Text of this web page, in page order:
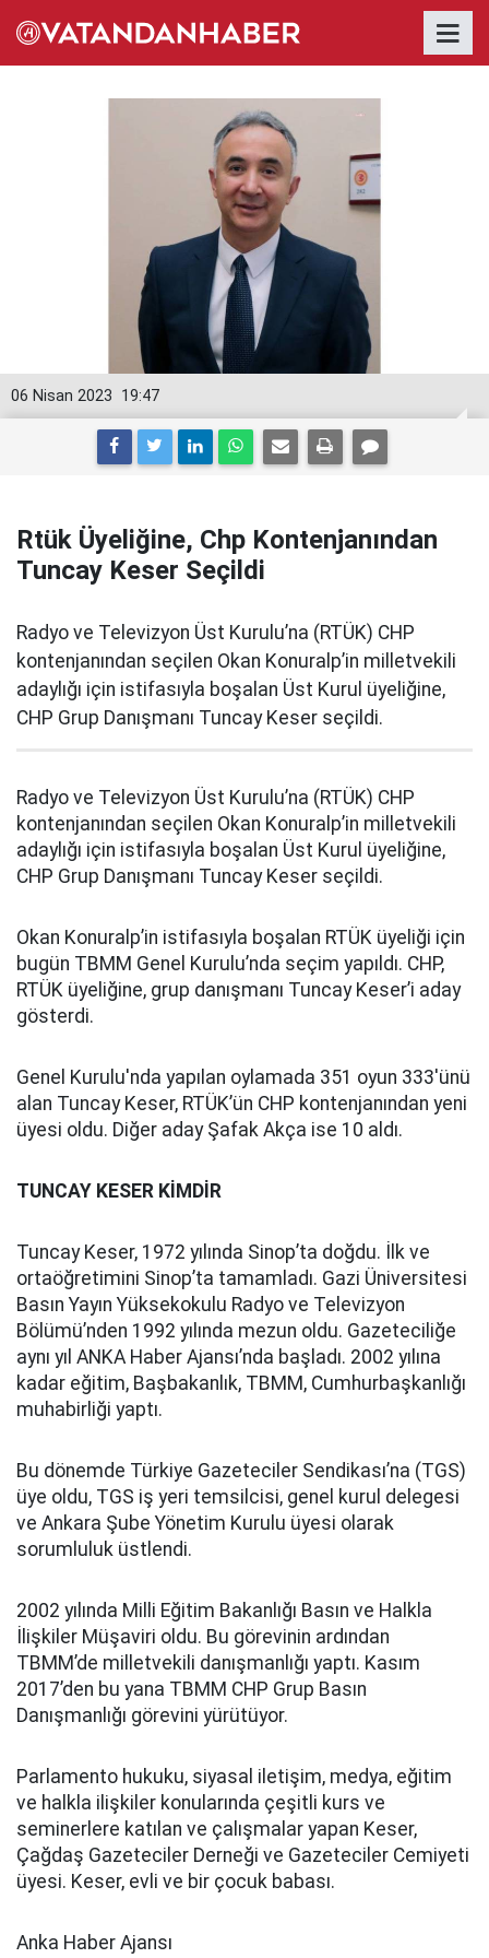
19:47
06 Nisan 2023
Rtük Üyeliğine, Chp Kontenjanından
Tuncay Keser Seçildi
Radyo ve Televizyon Üst Kurulu’na (RTÜK) CHP
kontenjanından seçilen Okan Konuralp’in milletvekili
adaylığı için istifasıyla boşalan Üst Kurul üyeliğine,
CHP Grup Danışmanı Tuncay Keser seçildi.
Radyo ve Televizyon Üst Kurulu’na (RTÜK) CHP
kontenjanından seçilen Okan Konuralp’in milletvekili
adaylığı için istifasıyla boşalan Üst Kurul üyeliğine,
CHP Grup Danışmanı Tuncay Keser seçildi.
Okan Konuralp’in istifasıyla boşalan RTÜK üyeliği için
bugün TBMM Genel Kurulu’nda seçim yapıldı. CHP,
RTÜK üyeliğine, grup danışmanı Tuncay Keser’i aday
gösterdi.
Genel Kurulu'nda yapılan oylamada 351 oyun 333'ünü
alan Tuncay Keser, RTÜK’ün CHP kontenjanından yeni
üyesi oldu. Diğer aday Şafak Akça ise 10 aldı.
TUNCAY KESER KİMDİR
Tuncay Keser, 1972 yılında Sinop’ta doğdu. İlk ve
ortaöğretimini Sinop’ta tamamladı. Gazi Üniversitesi
Basın Yayın Yüksekokulu Radyo ve Televizyon
Bölümü’nden 1992 yılında mezun oldu. Gazeteciliğe
aynı yıl ANKA Haber Ajansı’nda başladı. 2002 yılına
kadar eğitim, Başbakanlık, TBMM, Cumhurbaşkanlığı
muhabirliği yaptı.
Bu dönemde Türkiye Gazeteciler Sendikası’na (TGS)
üye oldu, TGS iş yeri temsilcisi, genel kurul delegesi
ve Ankara Şube Yönetim Kurulu üyesi olarak
sorumluluk üstlendi.
2002 yılında Milli Eğitim Bakanlığı Basın ve Halkla
İlişkiler Müşaviri oldu. Bu görevinin ardından
TBMM’de milletvekili danışmanlığı yaptı. Kasım
2017’den bu yana TBMM CHP Grup Basın
Danışmanlığı görevini yürütüyor.
Parlamento hukuku, siyasal iletişim, medya, eğitim
ve halkla ilişkiler konularında çeşitli kurs ve
seminerlere katılan ve çalışmalar yapan Keser,
Çağdaş Gazeteciler Derneği ve Gazeteciler Cemiyeti
üyesi. Keser, evli ve bir çocuk babası.
Anka Haber Ajansı